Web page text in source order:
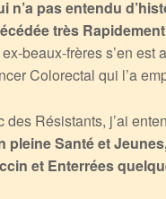
n’a pas entendu
très
ex-beaux-frères s’en
Colorectal qui l’a
des Résistants, j’ai
pleine Santé et
et Enterrées